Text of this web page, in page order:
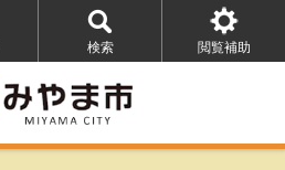
開
検索
を
開
く
閲覧補助
を